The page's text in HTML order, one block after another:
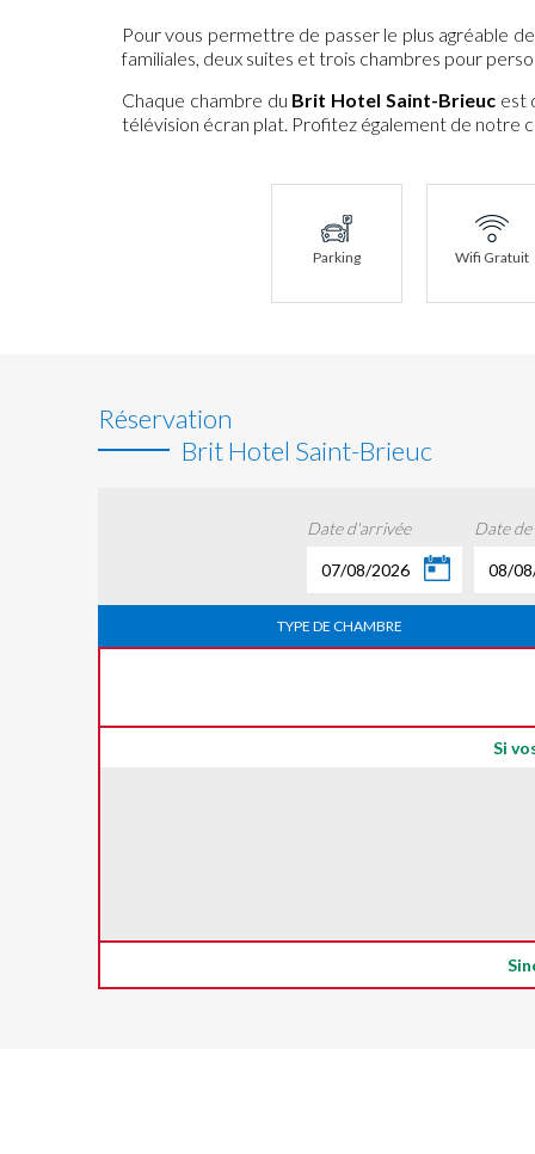
Pour vous permettre de passer le plus agréable
familiales, deux suites et trois chambres pour
Chaque chambre du Brit Hotel Saint-Brieucest
télévision écran plat. Profitez également de notre
Parking Wifi Gratuit
Réservation
Brit Hotel Saint-Brieuc
Date d'arrivée
07/08/2026
Date
08/
TYPE DE CHAMBRE
Si